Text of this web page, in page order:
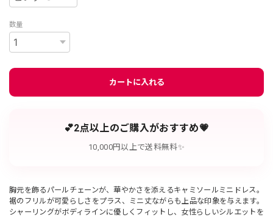
数量
カートに入れる
💕2点以上のご購入がおすすめ💗
10,000円以上で送料無料✨
胸元を飾るパールチェーンが、華やかさを添えるキャミソールミニドレス。
裾のフリルが可愛らしさをプラス、ミニ丈ながらも上品な印象を与えます。
シャーリングがボディラインに優しくフィットし、女性らしいシルエットを